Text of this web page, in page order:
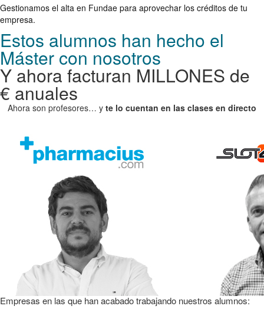
Gestionamos el alta en Fundae para aprovechar los créditos de tu
empresa.
Estos alumnos han hecho el
Máster con nosotros
Y ahora facturan MILLONES de
€ anuales
Ahora son profesores… y te lo cuentan en las clases en directo
Empresas en las que han acabado trabajando nuestros alumnos: